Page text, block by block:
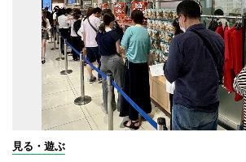
見る・遊ぶ